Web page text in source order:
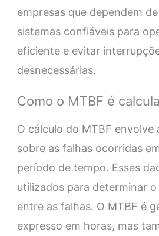
empresas que dependem
sistemas confiáveis para
eficiente e evitar
desnecessárias.
Como o MTBF é
O cálculo do MTBF envolve
sobre as falhas ocorridas
período de tempo. Esses
utilizados para determinar
entre as falhas. O MTBF é
expresso em horas, mas